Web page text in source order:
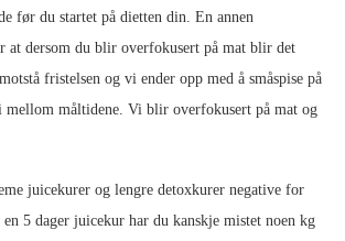
før du startet på dietten din. En annen
at dersom du blir overfokusert på mat blir det
fristelsen og vi ender opp med å småspise på
mellom måltidene. Vi blir overfokusert på mat og
juicekurer og lengre detoxkurer negative for
5 dager juicekur har du kanskje mistet noen kg